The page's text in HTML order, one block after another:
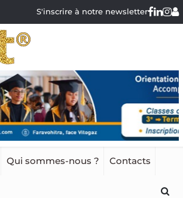
S'inscrire à notre newsletter
Qui sommes-nous ? Contacts